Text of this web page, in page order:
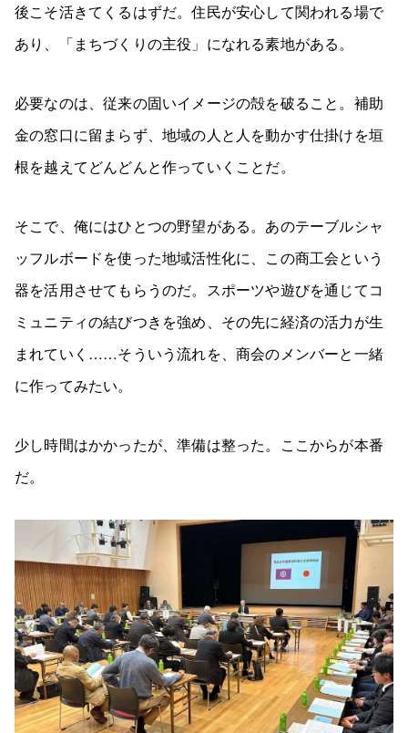
後こそ活きてくるはずだ。住民が安心して関われる場で
あり、「まちづくりの主役」になれる素地がある。
必要なのは、従来の固いイメージの殻を破ること。補助
金の窓口に留まらず、地域の人と人を動かす仕掛けを垣
根を越えてどんどんと作っていくことだ。
そこで、俺にはひとつの野望がある。あのテーブルシャ
ッフルボードを使った地域活性化に、この商工会という
器を活用させてもらうのだ。スポーツや遊びを通じてコ
ミュニティの結びつきを強め、その先に経済の活力が生
まれていく……そういう流れを、商会のメンバーと一緒
に作ってみたい。
少し時間はかかったが、準備は整った。ここからが本番
だ。